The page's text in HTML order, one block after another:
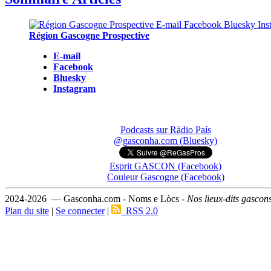
Région Gascogne Prospective
E-mail
Facebook
Bluesky
Instagram
Podcasts sur Ràdio País
@gasconha.com (Bluesky)
Esprit GASCON (Facebook)
Couleur Gascogne (Facebook)
2024-2026 — Gasconha.com - Noms e Lòcs - Nos lieux-dits
Plan du site | Se connecter| RSS 2.0